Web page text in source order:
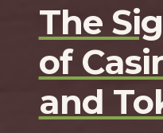
The
of
and